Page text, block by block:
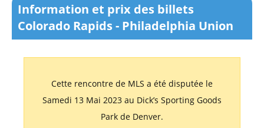
Information et prix des billets
Colorado Rapids - Philadelphia Union
Cette rencontre de MLS a été disputée le
Samedi 13 Mai 2023 au Dick’s Sporting Goods
Park de Denver.